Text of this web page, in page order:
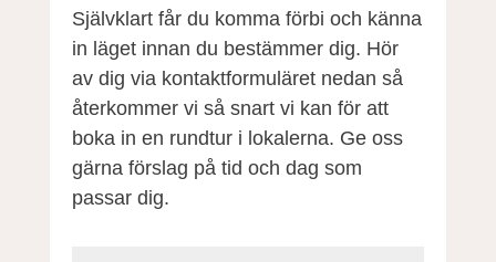
Självklart får du komma förbi och känna
in läget innan du bestämmer dig. Hör
av dig via kontaktformuläret nedan så
återkommer vi så snart vi kan för att
boka in en rundtur i lokalerna. Ge oss
gärna förslag på tid och dag som
passar dig.